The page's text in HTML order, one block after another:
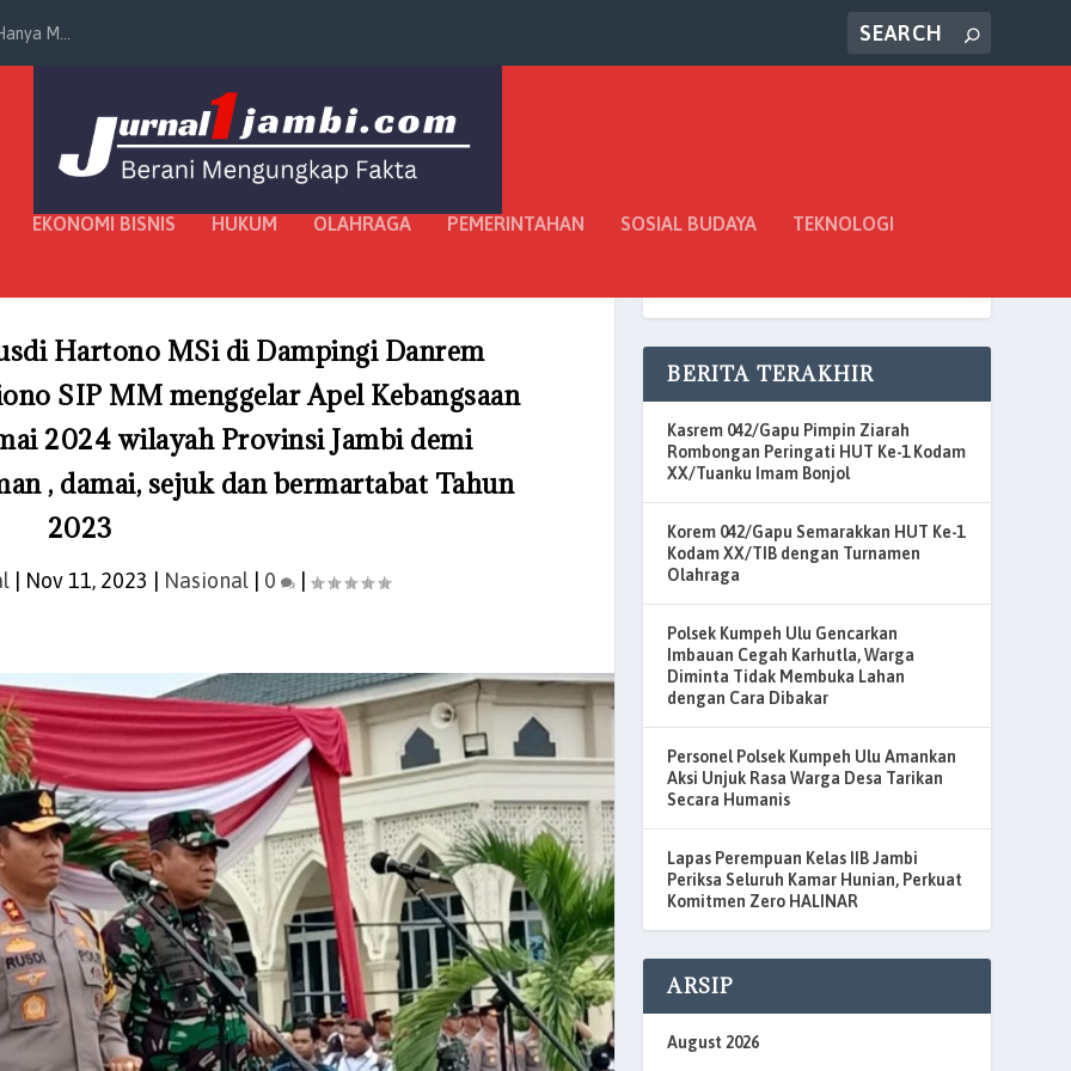
M...
EKONOMI BISNIS HUKUM OLAHRAGA PEMERINTAHAN SOSIAL BUDAYA TEKNOLOGI
Hartono MSi di Dampingi Danrem
SIP MM menggelar Apel Kebangsaan
2024 wilayah Provinsi Jambi demi
, damai, sejuk dan bermartabat Tahun
2023
Nov 11, 2023 Nasional 0 |
BERITA TERAKHIR
Kasrem 042/Gapu Pimpin Ziarah
Rombongan Peringati HUT Ke-1 Kodam
XX/Tuanku Imam Bonjol
Korem 042/Gapu Semarakkan HUT Ke-1
Kodam XX/TIB dengan Turnamen
Olahraga
Polsek Kumpeh Ulu Gencarkan
Imbauan Cegah Karhutla, Warga
Diminta Tidak Membuka Lahan
dengan Cara Dibakar
Personel Polsek Kumpeh Ulu Amankan
Aksi Unjuk Rasa Warga Desa Tarikan
Secara Humanis
Lapas Perempuan Kelas IIB Jambi
Periksa Seluruh Kamar Hunian, Perkuat
Komitmen Zero HALINAR
ARSIP
August 2026